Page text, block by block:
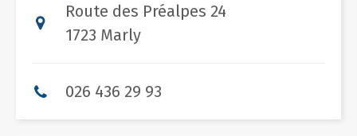
Route des Préalpes 24
1723 Marly
026 436 29 93